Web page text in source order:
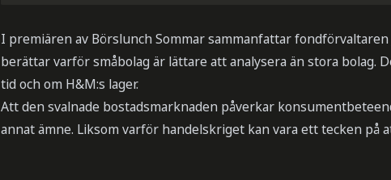
I premiären av Börslunch Sommar sammanfattar
berättar varför småbolag är lättare att analysera än stora bolag.
tid och om H&M:s lager.
Att den svalnade bostadsmarknaden påverkar
annat ämne. Liksom varför handelskriget kan vara ett tecken på